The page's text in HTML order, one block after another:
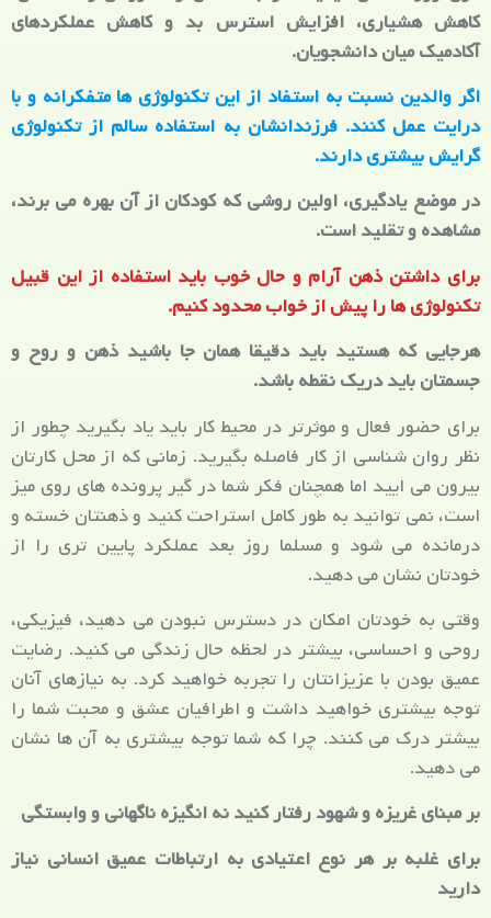
کاهش هشیاری، افزایش استرس بد و کاهش عملکردهای
آکادمیک میان دانشجویان.
اگر والدین نسبت به استفاد از این تکنولوژی ها متفکرانه و با
درایت عمل کنند. فرزندانشان به استفاده سالم از تکنولوژی
گرایش بیشتری دارند.
در موضع یادگیری، اولین روشی که کودکان از آن بهره می برند،
مشاهده و تقلید است.
برای داشتن ذهن آرام و حال خوب باید استفاده از این قبیل
تکنولوژی ها را پیش از خواب محدود کنیم.
هرجایی که هستید باید دقیقا همان جا باشید ذهن و روح و
جسمتان باید دریک نقطه باشد.
برای حضور فعال و موثرتر در محیط کار باید یاد بگیرید چطور از
نظر روان شناسی از کار فاصله بگیرید. زمانی که از محل کارتان
بیرون می ایید اما همچنان فکر شما در گیر پرونده های روی میز
است، نمی توانید به طور کامل استراحت کنید و ذهنتان خسته و
درمانده می شود و مسلما روز بعد عملکرد پایین تری را از
خودتان نشان می دهید.
وقتی به خودتان امکان در دسترس نبودن می دهید، فیزیکی،
روحی و احساسی، بیشتر در لحظه حال زندگی می کنید. رضایت
عمیق بودن با عزیزانتان را تجربه خواهید کرد. به نیازهای آنان
توجه بیشتری خواهید داشت و اطرافیان عشق و محبت شما را
بیشتر درک می کنند. چرا که شما توجه بیشتری به آن ها نشان
می دهید.
بر مبنای غریزه و شهود رفتار کنید نه انگیزه ناگهانی و وابستگی
برای غلبه بر هر نوع اعتیادی به ارتباطات عمیق انسانی نیاز
دارید